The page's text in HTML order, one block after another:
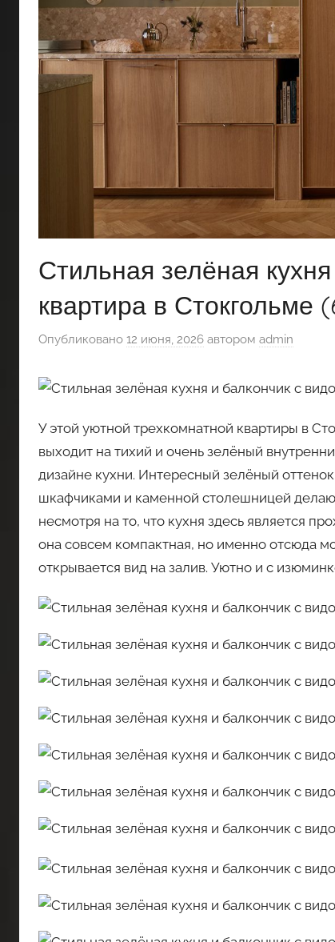
Стильная зелёная
квартира в Стокгольме
Опубликовано 12 июня, 2026 автором admin
У этой уютной трехкомнатной квартиры в
выходит на тихий и очень зелёный
дизайне кухни. Интересный зелёный
шкафчиками и каменной столешницей
несмотря на то, что кухня здесь является
она совсем компактная, но именно отсюда
открывается вид на залив. Уютно и с